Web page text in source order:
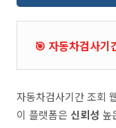
🎯 자동차검사기
자동차검사기간 조회
이 플랫폼은 신뢰성 높